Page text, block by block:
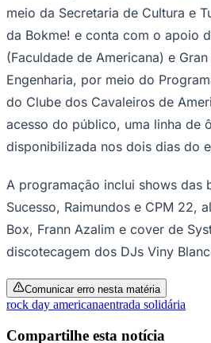
Ceará
meio da Secretaria de Cultura e
da Bokme! e conta com o apoio
(Faculdade de Americana) e
Engenharia, por meio do
do Clube dos Cavaleiros de
acesso do público, uma linha de
disponibilizada nos dois dias do
A programação inclui shows das
Sucesso, Raimundos e CPM 22,
Box, Frann Azalim e cover de
discotecagem dos DJs Viny
Comunicar erro nesta matéria
rock day americanaentrada solidária
Compartilhe esta notícia